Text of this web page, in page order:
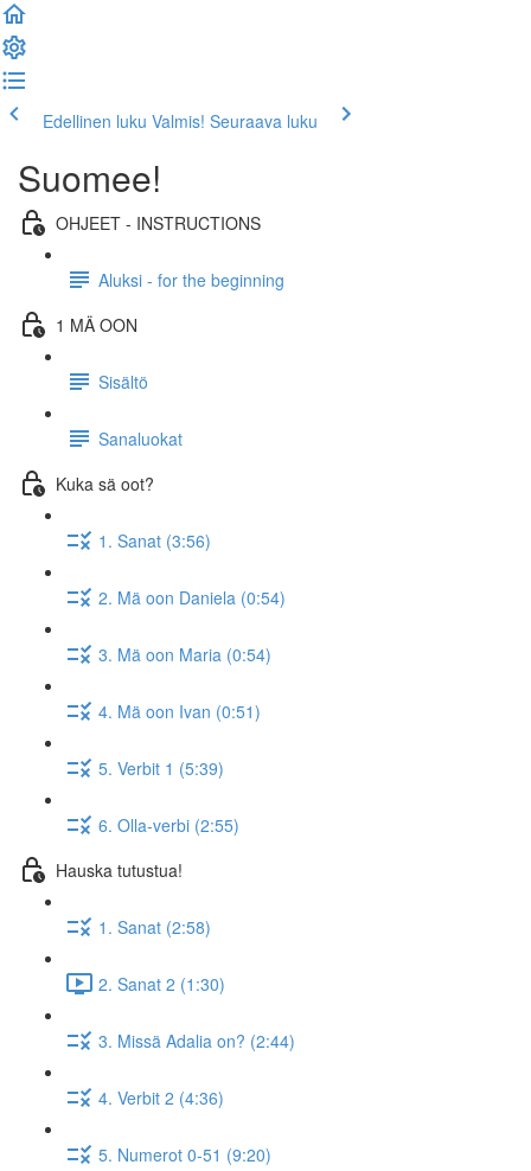
Edellinen luku Valmis! Seuraava luku
Suomee!
OHJEET - INSTRUCTIONS
Aluksi - for the beginning
1 MÄ OON
Sisältö
Sanaluokat
Kuka sä oot?
1. Sanat (3:56)
2. Mä oon Daniela (0:54)
3. Mä oon Maria (0:54)
4. Mä oon Ivan (0:51)
5. Verbit 1 (5:39)
6. Olla-verbi (2:55)
Hauska tutustua!
1. Sanat (2:58)
2. Sanat 2 (1:30)
3. Missä Adalia on? (2:44)
4. Verbit 2 (4:36)
5. Numerot 0-51 (9:20)